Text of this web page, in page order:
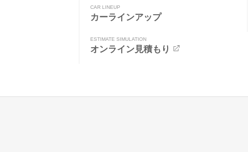
CAR LINEUP
カーラインアップ
ESTIMATE SIMULATION
オンライン見積もり